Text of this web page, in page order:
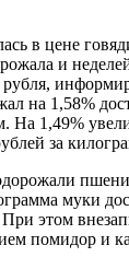
в цене
и
на 1,58%
На 1,49%
за
муки
этом
помидор и